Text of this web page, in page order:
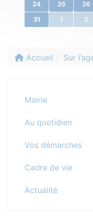
24 25 26
31 1 2
Accueil Sur
Mairie
Au quotidien
Vos démarches
Cadre de vie
Actualité